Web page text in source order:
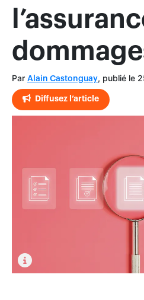
Par Alain Castonguay, publié le
Diffusez l’article